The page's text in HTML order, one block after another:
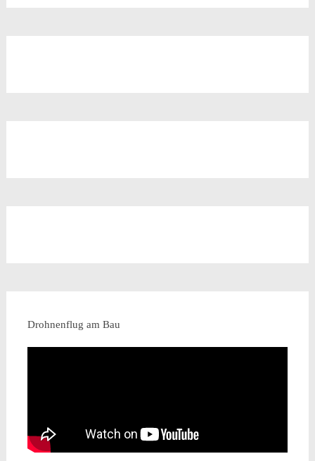
Drohnenflug am Bau